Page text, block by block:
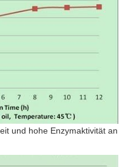
und hohe Enzymaktivität an